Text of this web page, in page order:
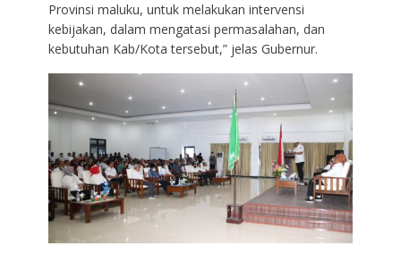
Provinsi maluku, untuk melakukan intervensi
kebijakan, dalam mengatasi permasalahan, dan
kebutuhan Kab/Kota tersebut,” jelas Gubernur.